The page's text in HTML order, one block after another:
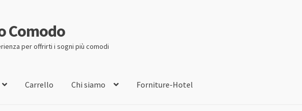
Comodo
per offrirti i sogni più comodi
Carrello Chi siamo Forniture-Hotel